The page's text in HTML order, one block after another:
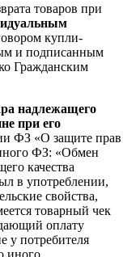
товаров при
купли-
и подписанным
Гражданским
надлежащего
при его
ФЗ «О защите прав
ФЗ: «Обмен
качества
в употреблении,
свойства,
товарный чек
оплату
у потребителя
иного